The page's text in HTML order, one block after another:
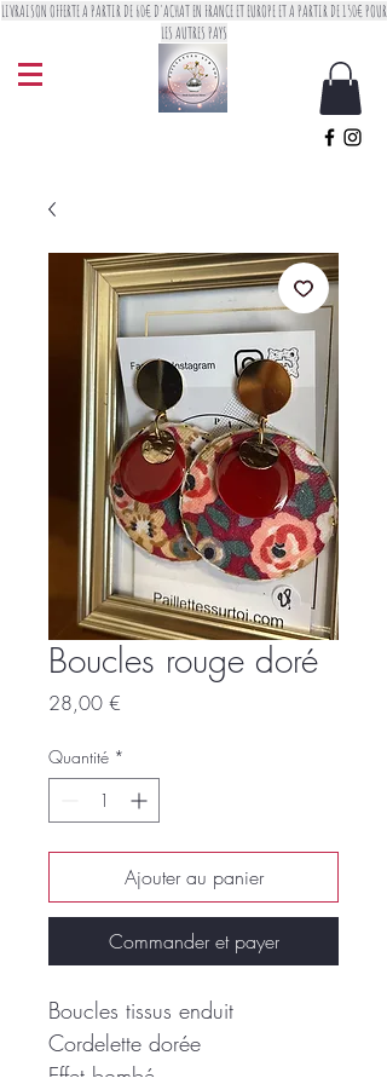
LIVRAISON OFFERTE A PARTIR DE 60€ D'ACHAT EN FRANCE ET EUROPE ET A PARTIR DE 150€ POUR
LES AUTRES PAYS
Boucles rouge doré
28,00 €
Quantité *
Ajouter au panier
Commander et payer
Boucles tissus enduit
Cordelette dorée
Effet bombé